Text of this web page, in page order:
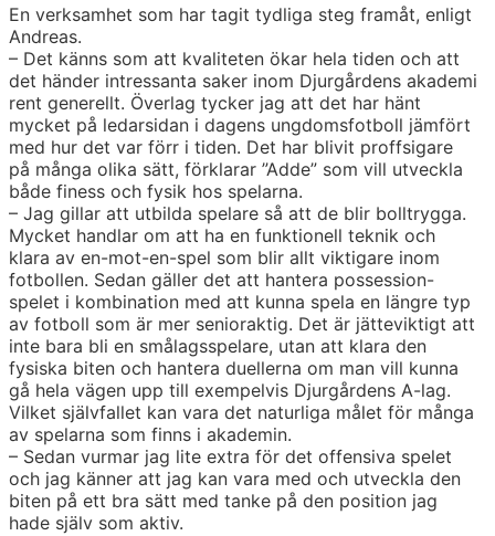
En verksamhet som har tagit tydliga steg framåt, enligt
Andreas.
– Det känns som att kvaliteten ökar hela tiden och att
det händer intressanta saker inom Djurgårdens akademi
rent generellt. Överlag tycker jag att det har hänt
mycket på ledarsidan i dagens ungdomsfotboll jämfört
med hur det var förr i tiden. Det har blivit proffsigare
på många olika sätt, förklarar ”Adde” som vill utveckla
både finess och fysik hos spelarna.
– Jag gillar att utbilda spelare så att de blir bolltrygga.
Mycket handlar om att ha en funktionell teknik och
klara av en-mot-en-spel som blir allt viktigare inom
fotbollen. Sedan gäller det att hantera possession-
spelet i kombination med att kunna spela en längre typ
av fotboll som är mer senioraktig. Det är jätteviktigt att
inte bara bli en smålagsspelare, utan att klara den
fysiska biten och hantera duellerna om man vill kunna
gå hela vägen upp till exempelvis Djurgårdens A-lag.
Vilket självfallet kan vara det naturliga målet för många
av spelarna som finns i akademin.
– Sedan vurmar jag lite extra för det offensiva spelet
och jag känner att jag kan vara med och utveckla den
biten på ett bra sätt med tanke på den position jag
hade själv som aktiv.